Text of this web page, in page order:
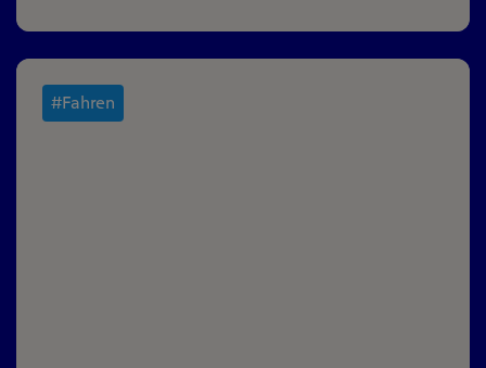
#Fahren